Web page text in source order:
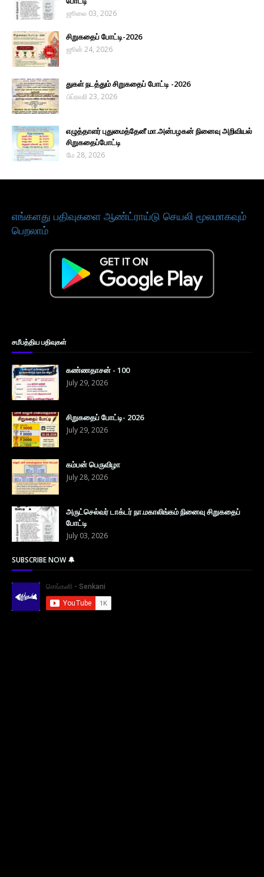
ஜூலை 03, 2026
சிறுகதைப் போட்டி-2026
ஜூன் 24, 2026
துகள் நடத்தும் சிறுகதைப் போட்டி -2026
பிப்ரவரி 23, 2026
எழுத்தாளர் புதுமைத்தேனீ மா.அன்பழகன் நினைவு அறிவியல்
சிறுகதைப்போட்டி
மே 28, 2026
எங்களது பதிவுகளை ஆண்ட்ராய்டு செயலி மூலமாகவும்
பெறலாம்
சமீபத்திய பதிவுகள்
கண்ணதாசன் - 100
July 29, 2026
சிறுகதைப் போட்டி- 2026
July 29, 2026
கம்பன் பெருவிழா
July 28, 2026
அருட்செல்வர் டாக்டர் நா.மகாலிங்கம் நினைவு சிறுகதைப்
போட்டி
July 03, 2026
SUBSCRIBE NOW 🔔